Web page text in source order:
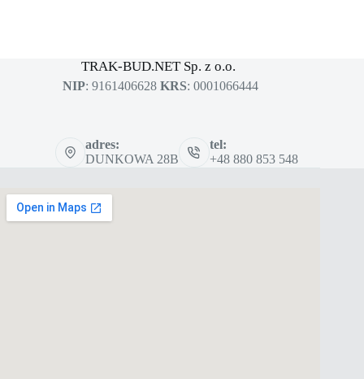
TRAK-BUD.NET Sp. z o.o.
NIP: 9161406628 KRS: 0001066444
adres:
DUNKOWA 28B
tel:
+48 880 853 548